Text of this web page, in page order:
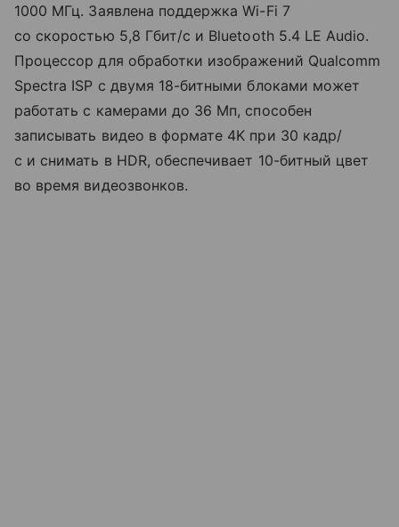
1000 МГц. Заявлена поддержка Wi-Fi 7
со скоростью 5,8 Гбит/с и Bluetooth 5.4 LE Audio.
Процессор для обработки изображений Qualcomm
Spectra ISP с двумя 18-битными блоками может
работать с камерами до 36 Мп, способен
записывать видео в формате 4K при 30 кадр/
с и снимать в HDR, обеспечивает 10-битный цвет
во время видеозвонков.